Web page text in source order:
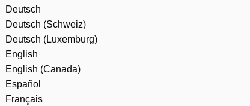
Deutsch
Deutsch (Schweiz)
Deutsch (Luxemburg)
English
English (Canada)
Español
Français